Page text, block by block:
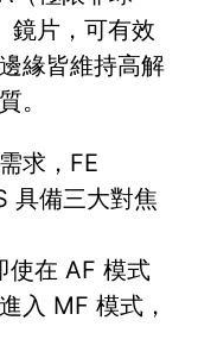
鏡片，可有效
緣皆維持高解
。
求，FE
具備三大對焦
使在 AF 模式
入 MF 模式，